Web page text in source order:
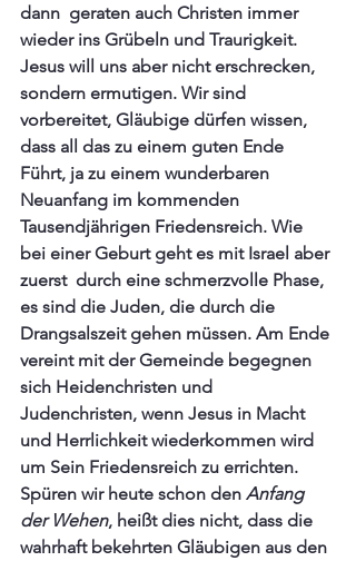
dann  geraten auch Christen immer
wieder ins Grübeln und Traurigkeit.
Jesus will uns aber nicht erschrecken,
sondern ermutigen. Wir sind
vorbereitet, Gläubige dürfen wissen,
dass all das zu einem guten Ende
Führt, ja zu einem wunderbaren
Neuanfang im kommenden
Tausendjährigen Friedensreich. Wie
bei einer Geburt geht es mit Israel aber
zuerst  durch eine schmerzvolle Phase,
es sind die Juden, die durch die
Drangsalszeit gehen müssen. Am Ende
vereint mit der Gemeinde begegnen
sich Heidenchristen und
Judenchristen, wenn Jesus in Macht
und Herrlichkeit wiederkommen wird
um Sein Friedensreich zu errichten.
Spüren wir heute schon den Anfang
der Wehen, heißt dies nicht, dass die
wahrhaft bekehrten Gläubigen aus den